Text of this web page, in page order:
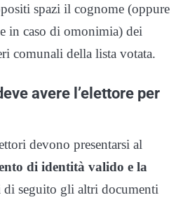
spazi il cognome (oppure
in caso di omonimia) dei
comunali della lista votata.
avere l’elettore per
devono presentarsi al
di identità valido e la
di seguito gli altri documenti